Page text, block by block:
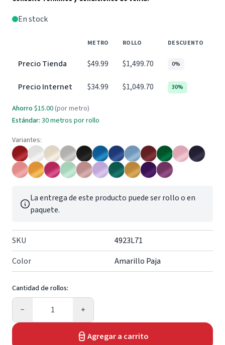
En stock
METRO ROLLO DESCUENTO
Precio Tienda $49.99 $1,499.70 0%
Precio Internet $34.99 $1,049.70 30%
Ahorro $15.00 (por metro)
Estándar: 30 metros por rollo
Variantes:
La entrega de este producto puede ser rollo o en
paquete.
SKU
4923L71
Color
Amarillo Paja
Cantidad de rollos:
−
Cantidad
+
Agregar a carrito